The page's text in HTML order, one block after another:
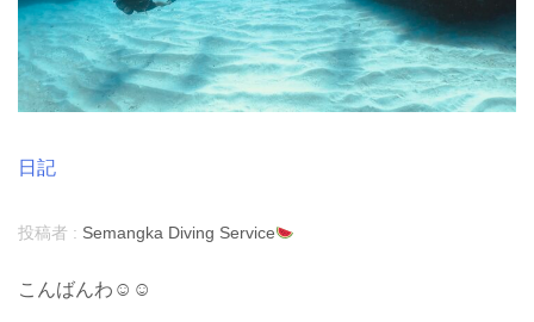
日記
投稿者 : Semangka Diving Service
こんばんわ☺︎☺︎